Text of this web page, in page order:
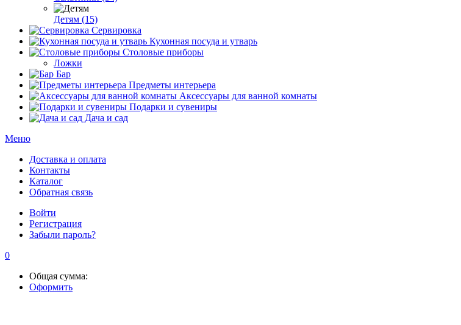
Детям (15)
Сервировка
Кухонная посуда и утварь
Столовые приборы
Ложки
Бар
Предметы интерьера
Аксессуары для ванной комнаты
Подарки и сувениры
Дача и сад
Меню
Доставка и оплата
Контакты
Каталог
Обратная связь
Войти
Регистрация
Забыли пароль?
0
Общая сумма:
Оформить